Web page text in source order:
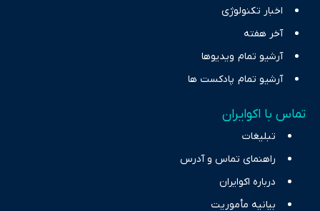
اخبار تکنولوژی
آخر هفته
آرشیو تمام ویدیوها
آرشیو تمام پادکست ها
تماس با اکوایران
تبلیغات
راهنمای تماس و آدرس
درباره اکوایران
بیانیه مأموریت